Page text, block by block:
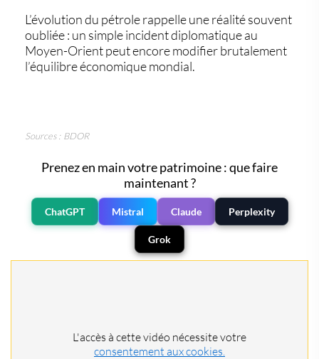
L’évolution du pétrole rappelle une réalité souvent
oubliée : un simple incident diplomatique au
Moyen-Orient peut encore modifier brutalement
l’équilibre économique mondial.
Sources : BDOR
Prenez en main votre patrimoine : que faire
maintenant ?
ChatGPT Mistral Claude Perplexity
Grok
L'accès à cette vidéo nécessite votre
consentement aux cookies.